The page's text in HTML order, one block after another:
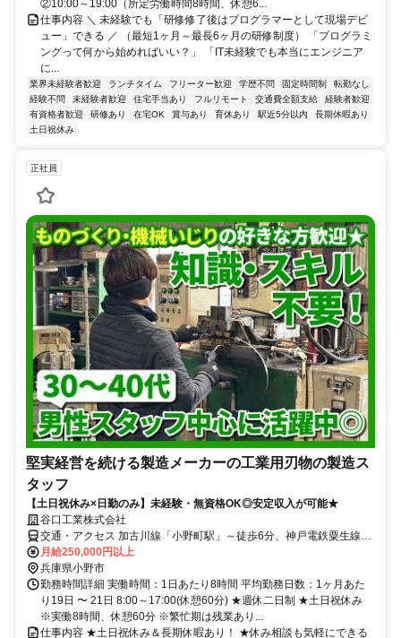
②10:00～19:00（所定労働時間8時間、休憩6...
仕事内容 ＼ 未経験でも「研修修了後はプログラマーとして現場デビ
ュー」できる ／ （最短1ヶ月～最長6ヶ月の研修制度） 「プログラミ
ングって何から始めればいい？」 「IT未経験でも本当にエンジニア
に...
業界未経験者歓迎 ランチタイム フリーター歓迎 学歴不問 固定時間制
転勤なし
経験不問
未経験者歓迎 住宅手当あり フルリモート 交通費全額支給
経験者歓迎
有資格者歓迎
研修あり 在宅OK 賞与あり 育休あり 駅近5分以内
長期休暇あり
土日祝休み
正社員
堅実経営を続ける製造メーカーの工業用刃物の製造ス
タッフ
【土日祝休み×日勤のみ】未経験・無資格OK◎安定収入が可能★
谷口工業株式会社
交通・アクセス 加古川線「小野町駅」～徒歩6分、神戸電鉄粟生線
「小野駅」～車6分
月給250,000円以上
兵庫県小野市
勤務時間詳細 実働時間：1日あたり8時間 平均勤務日数：1ヶ月あた
り19日 〜 21日 8:00～17:00(休憩60分) ★週休二日制 ★土日祝休み
※実働8時間、休憩60分 ※繁忙期は残業あり...
仕事内容 ★土日祝休み＆長期休暇あり！ ★休み相談も気軽にできる